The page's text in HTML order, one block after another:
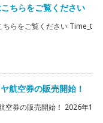
ちらをご覧ください
らをご覧ください Time_t
航空券の販売開始！
空券の販売開始！ 2026年1